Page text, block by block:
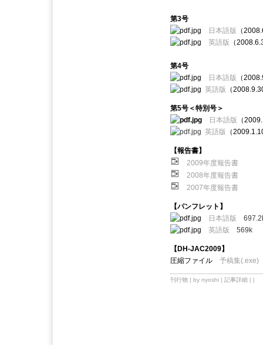
第3号
日本語版 （
英語版 （
第4号
日本語版 （
英語版 （
第5号＜特別号＞
日本語版 （
英語版 （
【報告書】
2009年度報告書
2008年度報告書
2007年度報告書
【パンフレット】
日本語版
英語版
569k
【DH-JAC2009】
圧縮ファイル 予稿集(.exe)
刊行物 | by nyoshi | 記事詳細 | |